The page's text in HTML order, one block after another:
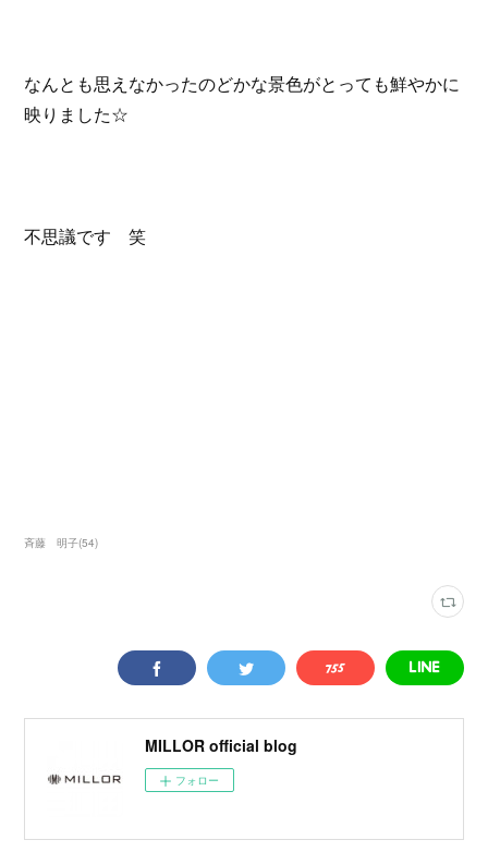
なんとも思えなかったのどかな景色がとっても鮮やかに
映りました☆
不思議です 笑
斉藤 明子(54)
MILLOR official blog
フォロー